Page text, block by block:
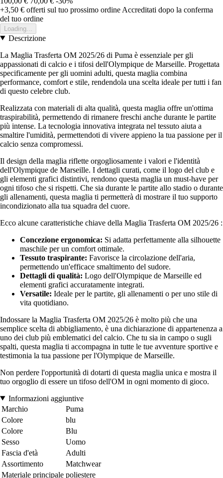
+3,50 € offerti sul tuo prossimo ordine Accreditati dopo la conferma
del tuo ordine
Loading...
Descrizione
La Maglia Trasferta OM 2025/26 di Puma è essenziale per gli
appassionati di calcio e i tifosi dell'Olympique de Marseille. Progettata
specificamente per gli uomini adulti, questa maglia combina
performance, comfort e stile, rendendola una scelta ideale per tutti i fan
di questo celebre club.
Realizzata con materiali di alta qualità, questa maglia offre un'ottima
traspirabilità, permettendo di rimanere freschi anche durante le partite
più intense. La tecnologia innovativa integrata nel tessuto aiuta a
smaltire l'umidità, permettendoti di vivere appieno la tua passione per il
calcio senza compromessi.
Il design della maglia riflette orgogliosamente i valori e l'identità
dell'Olympique de Marseille. I dettagli curati, come il logo del club e
gli elementi grafici distintivi, rendono questa maglia un must-have per
ogni tifoso che si rispetti. Che sia durante le partite allo stadio o durante
gli allenamenti, questa maglia ti permetterà di mostrare il tuo supporto
incondizionato alla tua squadra del cuore.
Ecco alcune caratteristiche chiave della Maglia Trasferta OM 2025/26 :
Concezione ergonomica: Si adatta perfettamente alla silhouette
maschile per un comfort ottimale.
Tessuto traspirante: Favorisce la circolazione dell'aria,
permettendo un'efficace smaltimento del sudore.
Dettagli di qualità: Logo dell'Olympique de Marseille ed
elementi grafici accuratamente integrati.
Versatile: Ideale per le partite, gli allenamenti o per uno stile di
vita quotidiano.
Indossare la Maglia Trasferta OM 2025/26 è molto più che una
semplice scelta di abbigliamento, è una dichiarazione di appartenenza a
uno dei club più emblematici del calcio. Che tu sia in campo o sugli
spalti, questa maglia ti accompagna in tutte le tue avventure sportive e
testimonia la tua passione per l'Olympique de Marseille.
Non perdere l'opportunità di dotarti di questa maglia unica e mostra il
tuo orgoglio di essere un tifoso dell'OM in ogni momento di gioco.
Informazioni aggiuntive
Marchio
Puma
Colore
blu
Colore
Blu
Sesso
Uomo
Fascia d'età
Adulti
Assortimento
Matchwear
Materiale principale poliestere